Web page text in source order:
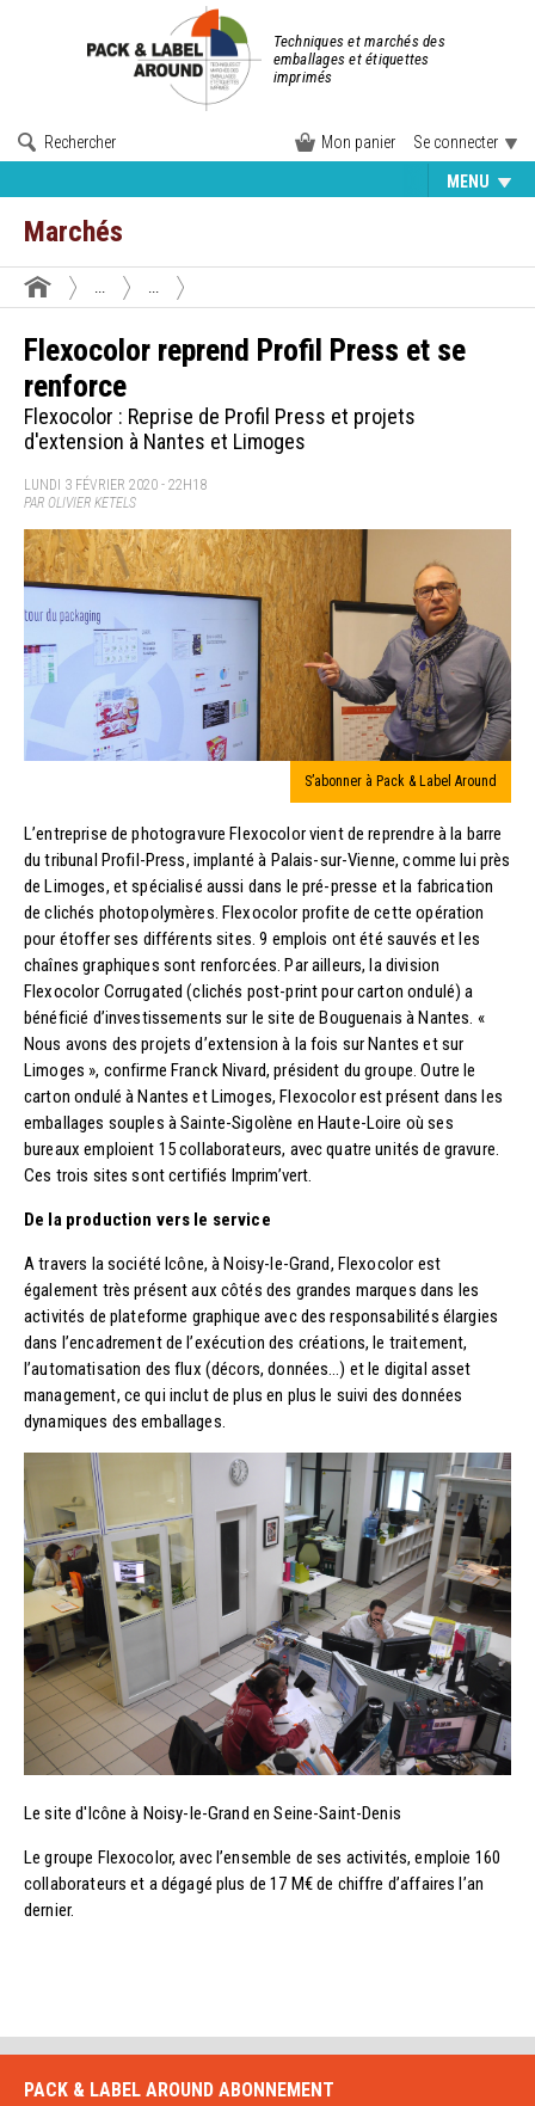
Techniques et marchés des
emballages et étiquettes
imprimés
Rechercher Mon panier Se connecter
MENU
Marchés
Flexocolor reprend Profil Press et se
renforce
Flexocolor : Reprise de Profil Press et projets
d'extension à Nantes et Limoges
LUNDI 3 FÉVRIER 2020 - 22H18
PAR OLIVIER KETELS
S’abonner à Pack & Label Around
L’entreprise de photogravure Flexocolor vient de reprendre à la barre
du tribunal Profil-Press, implanté à Palais-sur-Vienne, comme lui près
de Limoges, et spécialisé aussi dans le pré-presse et la fabrication
de clichés photopolymères. Flexocolor profite de cette opération
pour étoffer ses différents sites. 9 emplois ont été sauvés et les
chaînes graphiques sont renforcées. Par ailleurs, la division
Flexocolor Corrugated (clichés post-print pour carton ondulé) a
bénéficié d’investissements sur le site de Bouguenais à Nantes. «
Nous avons des projets d’extension à la fois sur Nantes et sur
Limoges », confirme Franck Nivard, président du groupe. Outre le
carton ondulé à Nantes et Limoges, Flexocolor est présent dans les
emballages souples à Sainte-Sigolène en Haute-Loire où ses
bureaux emploient 15 collaborateurs, avec quatre unités de gravure.
Ces trois sites sont certifiés Imprim’vert.
De la production vers le service
A travers la société Icône, à Noisy-le-Grand, Flexocolor est
également très présent aux côtés des grandes marques dans les
activités de plateforme graphique avec des responsabilités élargies
dans l’encadrement de l’exécution des créations, le traitement,
l’automatisation des flux (décors, données…) et le digital asset
management, ce qui inclut de plus en plus le suivi des données
dynamiques des emballages.
Le site d'Icône à Noisy-le-Grand en Seine-Saint-Denis
Le groupe Flexocolor, avec l’ensemble de ses activités, emploie 160
collaborateurs et a dégagé plus de 17 M€ de chiffre d’affaires l’an
dernier.
PACK & LABEL AROUND ABONNEMENT